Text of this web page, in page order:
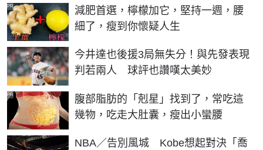
減肥首選，檸檬加它，堅持一週，腰
細了，瘦到你懷疑人生
PR
今井達也後援3局無失分！與先發表現
判若兩人 球評也讚嘆太美妙
腹部脂肪的「剋星」找到了，常吃這
幾物，吃走大肚囊，瘦出小蠻腰
PR
NBA／告別風城 Kobe想起對決「喬